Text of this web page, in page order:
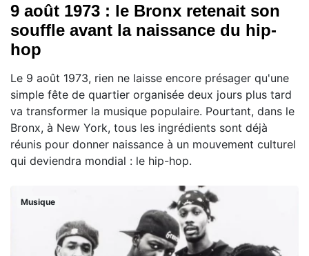
9 août 1973 : le Bronx retenait son
souffle avant la naissance du hip-
hop
Le 9 août 1973, rien ne laisse encore présager qu'une
simple fête de quartier organisée deux jours plus tard
va transformer la musique populaire. Pourtant, dans le
Bronx, à New York, tous les ingrédients sont déjà
réunis pour donner naissance à un mouvement culturel
qui deviendra mondial : le hip-hop.
Musique